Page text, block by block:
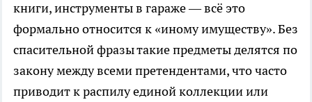
книги, инструменты в гараже — всё это
формально относится к «иному имуществу». Без
спасительной фразы такие предметы делятся по
закону между всеми претендентами, что часто
приводит к распилу единой коллекции или